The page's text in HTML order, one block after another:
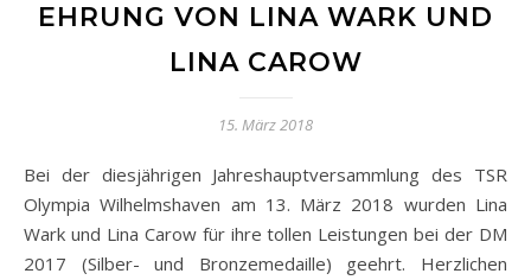
EHRUNG VON LINA WARK UND
LINA CAROW
15. März 2018
Bei der diesjährigen Jahreshauptversammlung des TSR
Olympia Wilhelmshaven am 13. März 2018 wurden Lina
Wark und Lina Carow für ihre tollen Leistungen bei der DM
2017 (Silber- und Bronzemedaille) geehrt. Herzlichen